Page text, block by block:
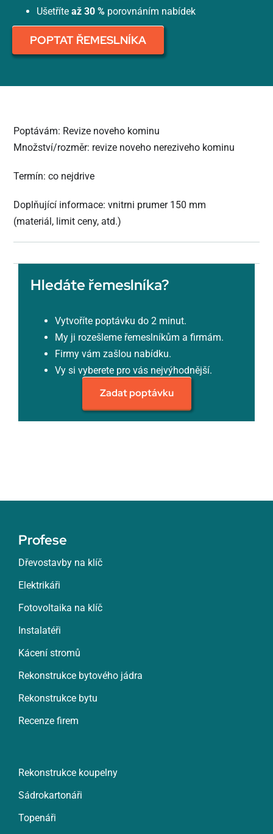
Ušetříte až 30 %porovnáním nabídek
POPTAT ŘEMESLNÍKA
Poptávám: Revize noveho kominu
Množství/rozměr: revize noveho nereziveho kominu
Termín: co nejdrive
Doplňující informace: vnitrni prumer 150 mm
(materiál, limit ceny, atd.)
Hledáte řemeslníka?
Vytvoříte poptávku do 2 minut.
My ji rozešleme řemeslníkům a firmám.
Firmy vám zašlou nabídku.
Vy si vyberete pro vás nejvýhodnější.
Zadat poptávku
Profese
Dřevostavby na klíč
Elektrikáři
Fotovoltaika na klíč
Instalatéři
Kácení stromů
Rekonstrukce bytového jádra
Rekonstrukce bytu
Recenze firem
Rekonstrukce koupelny
Sádrokartonáři
Topenáři